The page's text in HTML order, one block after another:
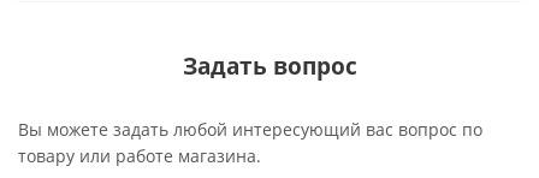
Задать вопрос
Вы можете задать любой интересующий вас вопрос по
товару или работе магазина.